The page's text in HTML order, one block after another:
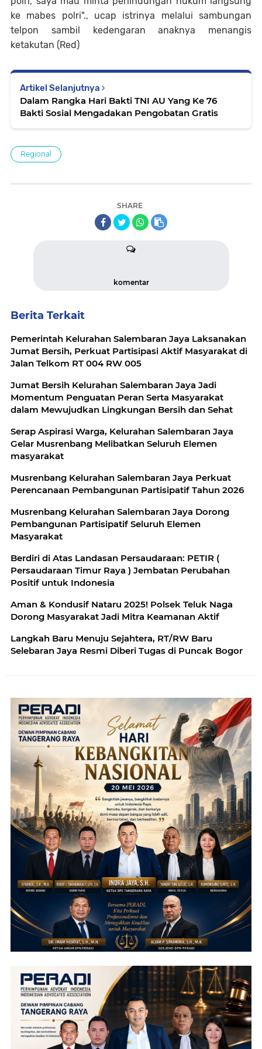
ke mabes polri"., ucap istrinya melalui sambungan
telpon sambil kedengaran anaknya menangis
ketakutan (Red)
Artikel Selanjutnya
Dalam Rangka Hari Bakti TNI AU Yang Ke 76
Bakti Sosial Mengadakan Pengobatan Gratis
Regional
SHARE
komentar
Berita Terkait
Pemerintah Kelurahan Salembaran Jaya Laksanakan
Jumat Bersih, Perkuat Partisipasi Aktif Masyarakat di
Jalan Telkom RT 004 RW 005
Jumat Bersih Kelurahan Salembaran Jaya Jadi
Momentum Penguatan Peran Serta Masyarakat
dalam Mewujudkan Lingkungan Bersih dan Sehat
Serap Aspirasi Warga, Kelurahan Salembaran Jaya
Gelar Musrenbang Melibatkan Seluruh Elemen
masyarakat
Musrenbang Kelurahan Salembaran Jaya Perkuat
Perencanaan Pembangunan Partisipatif Tahun 2026
Musrenbang Kelurahan Salembaran Jaya Dorong
Pembangunan Partisipatif Seluruh Elemen
Masyarakat
Berdiri di Atas Landasan Persaudaraan: PETIR (
Persaudaraan Timur Raya ) Jembatan Perubahan
Positif untuk Indonesia
Aman & Kondusif Nataru 2025! Polsek Teluk Naga
Dorong Masyarakat Jadi Mitra Keamanan Aktif
Langkah Baru Menuju Sejahtera, RT/RW Baru
Selebaran Jaya Resmi Diberi Tugas di Puncak Bogor